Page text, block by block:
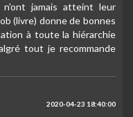
n'ont jamais atteint leur
(livre) donne de bonnes
à toute la hiérarchie
tout je recommande
2020-04-23 18:40:00